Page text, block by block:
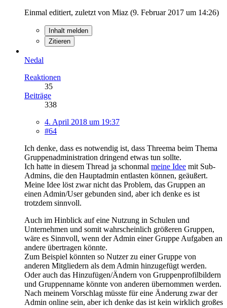
Einmal editiert, zuletzt von Miaz (9. Februar 2017 um 14:26)
Inhalt melden
Zitieren
Nedal
Reaktionen
35
Beiträge
338
4. April 2018 um 19:37
#64
Ich denke, dass es notwendig ist, dass Threema beim Thema
Gruppenadministration dringend etwas tun sollte.
Ich hatte in diesem Thread ja schonmal meine Idee mit Sub-
Admins, die den Hauptadmin entlasten können, geäußert.
Meine Idee löst zwar nicht das Problem, das Gruppen an
einen Admin/User gebunden sind, aber ich denke es ist
trotzdem sinnvoll.
Auch im Hinblick auf eine Nutzung in Schulen und
Unternehmen und somit wahrscheinlich größeren Gruppen,
wäre es Sinnvoll, wenn der Admin einer Gruppe Aufgaben an
andere übertragen könnte.
Zum Beispiel könnten so Nutzer zu einer Gruppe von
anderen Mitgliedern als dem Admin hinzugefügt werden.
Oder auch das Hinzufügen/Ändern von Gruppenprofilbildern
und Gruppenname könnte von anderen übernommen werden.
Nach meinem Vorschlag müsste für eine Änderung zwar der
Admin online sein, aber ich denke das ist kein wirklich großes